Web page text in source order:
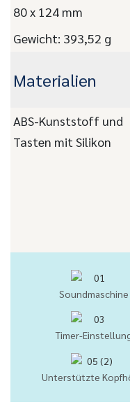
80 x 124 mm
Gewicht: 393,52 g
Materialien
ABS-Kunststoff und
Tasten mit Silikon
Soundmaschine
Timer-
Unterstützte